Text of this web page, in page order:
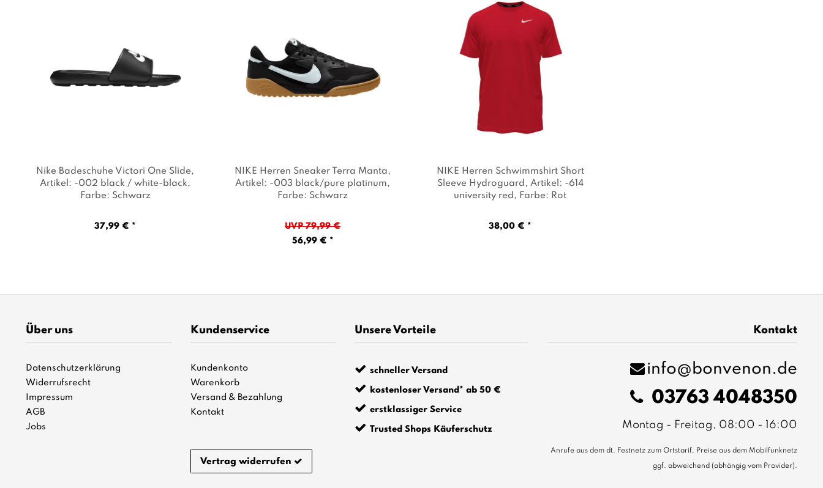
Nike Badeschuhe Victori One Slide,
Artikel: -002 black / white-black,
Farbe: Schwarz
37,99 € *
NIKE Herren Sneaker Terra Manta,
Artikel: -003 black/pure platinum,
Farbe: Schwarz
UVP 79,99 €
56,99 € *
NIKE Herren Schwimmshirt Short
Sleeve Hydroguard , Artikel: -614
university red , Farbe: Rot
38,00 € *
Über uns
Datenschutzerklärung
Widerrufsrecht
Impressum
AGB
Jobs
Kundenservice
Kundenkonto
Warenkorb
Versand & Bezahlung
Kontakt
Vertrag widerrufen
Unsere Vorteile
schneller Versand
kostenloser Versand* ab 50 €
erstklassiger Service
Trusted Shops Käuferschutz
Kontakt
info@bonvenon.de
03763 4048350
Montag - Freitag, 08:00 - 16:00
Anrufe aus dem dt. Festnetz zum Ortstarif, Preise aus dem Mobilfunknetz
ggf. abweichend (abhängig vom Provider).